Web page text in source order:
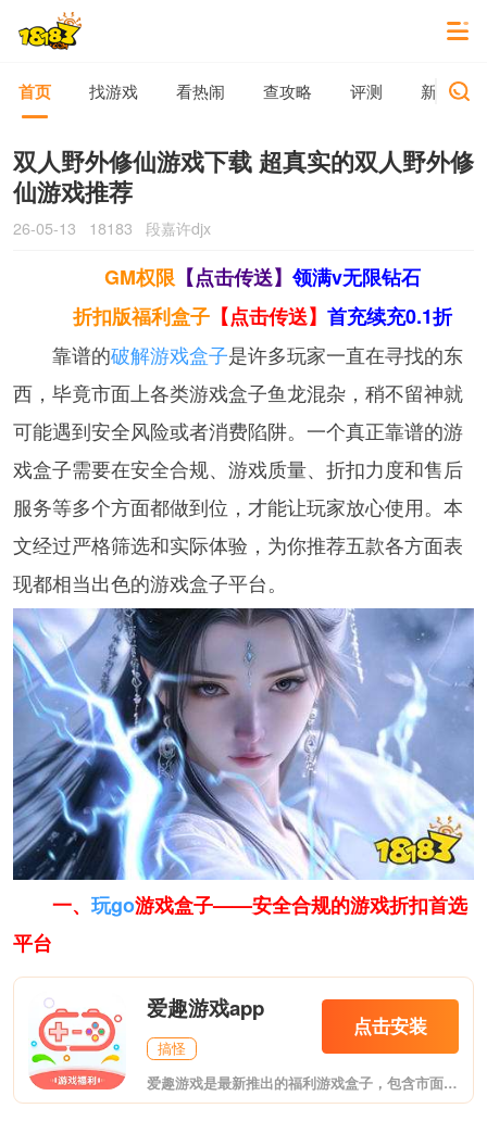
首页 找游戏 看热闹 查攻略 评测 新游动态
双人野外修仙游戏下载 超真实的双人野外修
仙游戏推荐
26-05-13 18183 段嘉许djx
GM权限【点击传送】领满v无限钻石
折扣版福利盒子 【点击传送】首充续充0.1折
靠谱的破解游戏盒子是许多玩家一直在寻找的东
西，毕竟市面上各类游戏盒子鱼龙混杂，稍不留神就
可能遇到安全风险或者消费陷阱。一个真正靠谱的游
戏盒子需要在安全合规、游戏质量、折扣力度和售后
服务等多个方面都做到位，才能让玩家放心使用。本
文经过严格筛选和实际体验，为你推荐五款各方面表
现都相当出色的游戏盒子平台。
一、 玩go游戏盒子——安全合规的游戏折扣首选
平台
爱趣游戏app
搞怪
点击安装
爱趣游戏是最新推出的福利游戏盒子，包含市面上热门的各大类型游戏。新用户送首充，每日登录还送金币，根本不花钱!至尊VIP、无限元宝上线送，变态爆率，夸张福利。体验专属GM特权，GM工具直接送，想要什么自己刷!